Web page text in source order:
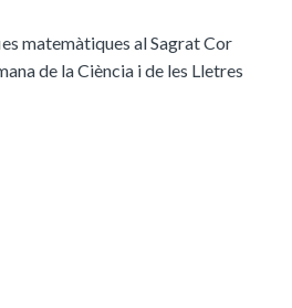
matemàtiques al Sagrat Cor
de la Ciència i de les Lletres